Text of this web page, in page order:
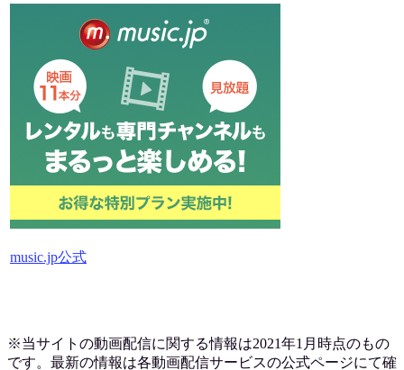
music.jp公式
※当サイトの動画配信に関する情報は2021年1月時点のもの
です。最新の情報は各動画配信サービスの公式ページにて確